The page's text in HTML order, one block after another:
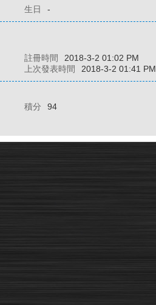
生日 -
註冊時間 2018-3-2 01:02 PM
上次發表時間 2018-3-2 01:41 PM
積分 94